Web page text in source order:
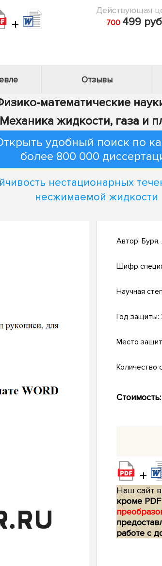
+
Действующая
700 499
Отзывы
математические
Механика жидкости, газа и
удобный поиск по
более 800 000
нестационарных
несжимаемой жидкости
Автор: Буря,
Шифр
Научная
Год защиты:
Место
Количество
Стоимость:
+
Наш сайт
кроме
работе с